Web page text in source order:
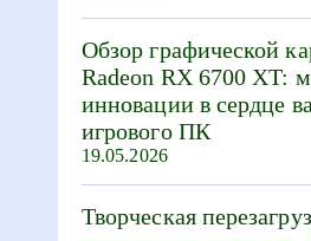
Обзор графической
Radeon RX 6700 XT:
инновации в сердце
игрового ПК
19.05.2026
Творческая